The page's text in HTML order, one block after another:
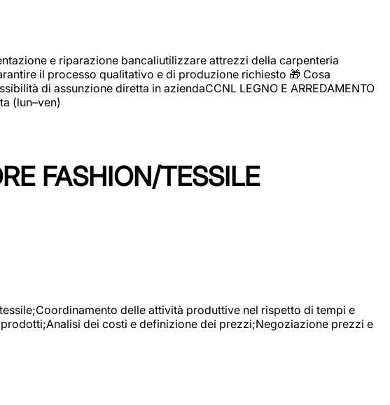
e riparazione bancaliutilizzare attrezzi della carpenteria
il processo qualitativo e di produzione richiesto 🎁 Cosa
di assunzione diretta in aziendaCCNL LEGNO E ARREDAMENTO
(lun–ven)
FASHION/TESSILE
delle attività produttive nel rispetto di tempi e
dei costi e definizione dei prezzi;Negoziazione prezzi e